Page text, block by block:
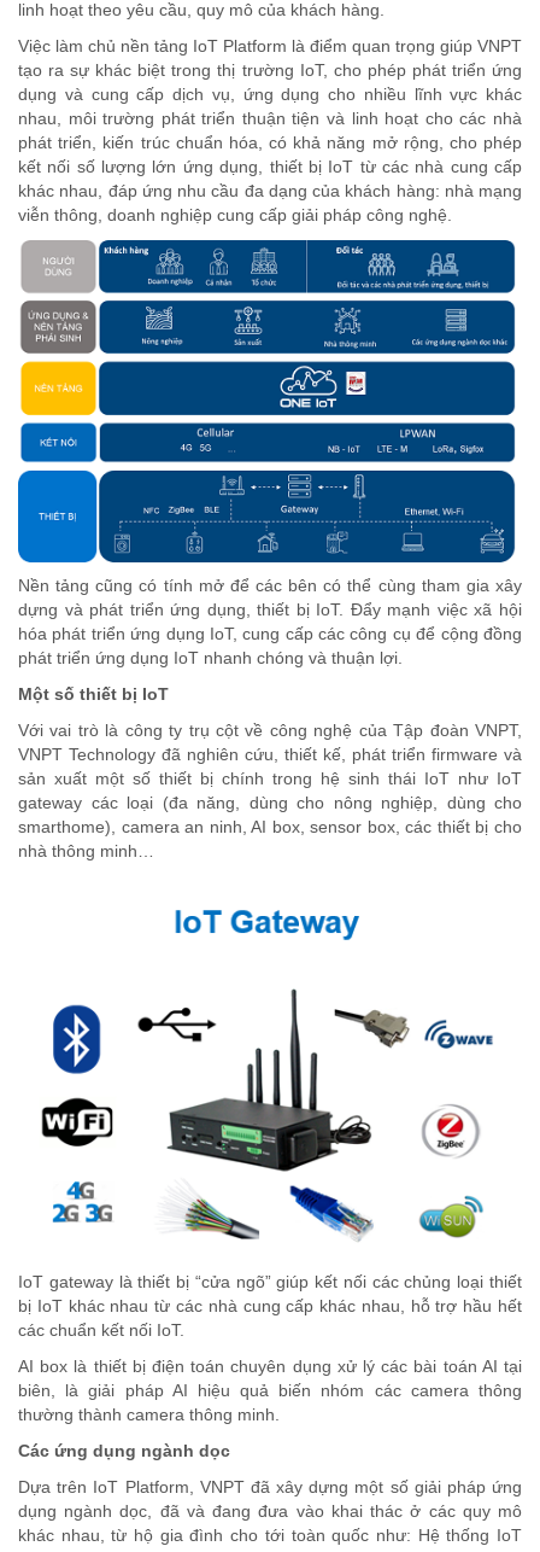
linh hoạt theo yêu cầu, quy mô của khách hàng.
Việc làm chủ nền tảng IoT Platform là điểm quan trọng giúp VNPT
tạo ra sự khác biệt trong thị trường IoT, cho phép phát triển ứng
dụng và cung cấp dịch vụ, ứng dụng cho nhiều lĩnh vực khác
nhau, môi trường phát triển thuận tiện và linh hoạt cho các nhà
phát triển, kiến trúc chuẩn hóa, có khả năng mở rộng, cho phép
kết nối số lượng lớn ứng dụng, thiết bị IoT từ các nhà cung cấp
khác nhau, đáp ứng nhu cầu đa dạng của khách hàng: nhà mạng
viễn thông, doanh nghiệp cung cấp giải pháp công nghệ.
Nền tảng cũng có tính mở để các bên có thể cùng tham gia xây
dựng và phát triển ứng dụng, thiết bị IoT. Đẩy mạnh việc xã hội
hóa phát triển ứng dụng IoT, cung cấp các công cụ để cộng đồng
phát triển ứng dụng IoT nhanh chóng và thuận lợi.
Một số thiết bị IoT
Với vai trò là công ty trụ cột về công nghệ của Tập đoàn VNPT,
VNPT Technology đã nghiên cứu, thiết kế, phát triển firmware và
sản xuất một số thiết bị chính trong hệ sinh thái IoT như IoT
gateway các loại (đa năng, dùng cho nông nghiệp, dùng cho
smarthome), camera an ninh, AI box, sensor box, các thiết bị cho
nhà thông minh…
IoT gateway là thiết bị “cửa ngõ” giúp kết nối các chủng loại thiết
bị IoT khác nhau từ các nhà cung cấp khác nhau, hỗ trợ hầu hết
các chuẩn kết nối IoT.
AI box là thiết bị điện toán chuyên dụng xử lý các bài toán AI tại
biên, là giải pháp AI hiệu quả biến nhóm các camera thông
thường thành camera thông minh.
Các ứng dụng ngành dọc
Dựa trên IoT Platform, VNPT đã xây dựng một số giải pháp ứng
dụng ngành dọc, đã và đang đưa vào khai thác ở các quy mô
khác nhau, từ hộ gia đình cho tới toàn quốc như: Hệ thống IoT